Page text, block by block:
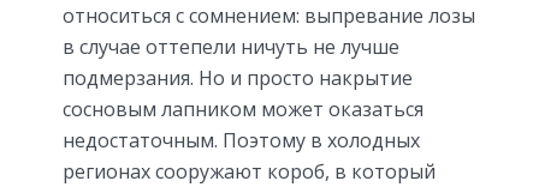
относиться с сомнением: выпревание лозы
в случае оттепели ничуть не лучше
подмерзания. Но и просто накрытие
сосновым лапником может оказаться
недостаточным. Поэтому в холодных
регионах сооружают короб, в который